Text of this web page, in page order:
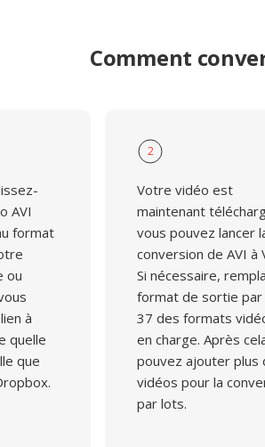
Comment
AVI
format
ou
à
quelle
que
2
Votre vidéo est
maintenant
vous pouvez lancer
conversion de AVI à
Si nécessaire,
format de sortie par
37 des formats
en charge. Après
pouvez ajouter plus
vidéos pour la
par lots.